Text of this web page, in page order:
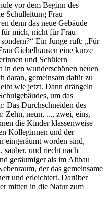
vor dem Beginn des
Schulleitung Frau
denn das neue Gebäude
mich, nicht für Frau
Ein Junge ruft: „Für
Giebelhausen eine kurze
und Schülern
den wunderschönen neuen
daran, gemeinsam dafür zu
wie jetzt. Dann drängeln
um das
Das Durchschneiden des
Zehn, neun, ..., zwei, eins,
die Kinder klassenweise
Kolleginnen und der
eingeräumt worden sind,
sauber, und riecht nach
geräumiger als im Altbau
der das gemeinsame
und erleichtert. Darüber
mitten in die Natur zum